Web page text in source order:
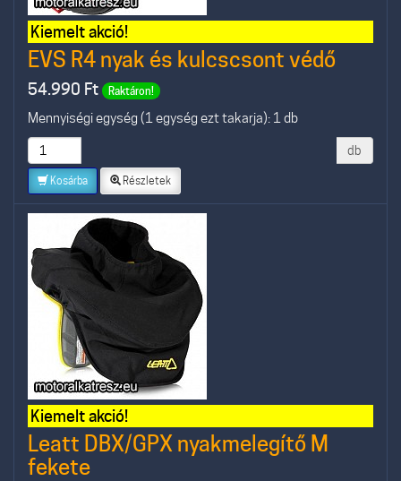
Kiemelt akció!
EVS R4 nyak és kulcscsont védő
54.990 Ft Raktáron!
Mennyiségi egység (1 egység ezt takarja): 1 db
db
Kosárba Részletek
Kiemelt akció!
Leatt DBX/GPX nyakmelegítő M
fekete